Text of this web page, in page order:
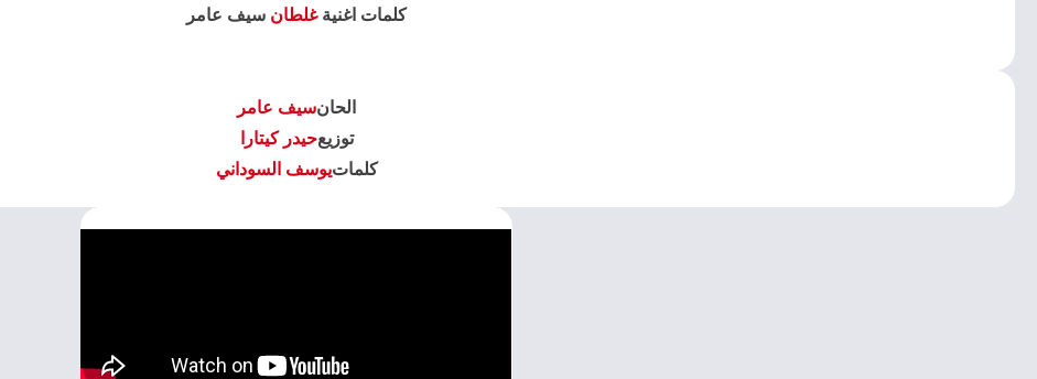
كلمات اغنيةغلطان سيف عامر
الحانسيف عامر
توزيعحيدر كيتارا
كلماتيوسف السوداني